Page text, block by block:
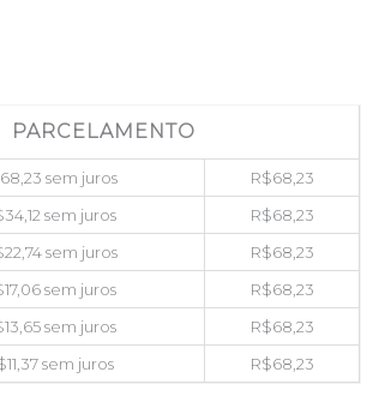
PARCELAMENTO
68,23 sem juros R$68,23
34,12 sem juros R$68,23
22,74sem juros R$68,23
17,06sem juros R$68,23
13,65sem juros R$68,23
11,37sem juros R$68,23